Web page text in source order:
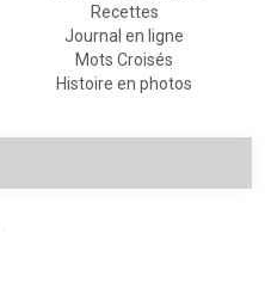
Recettes
Journal en ligne
Mots Croisés
Histoire en photos